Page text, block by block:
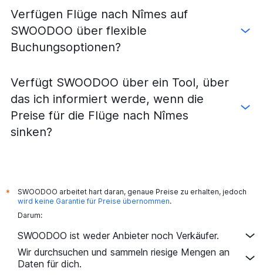
Verfügen Flüge nach Nîmes auf
SWOODOO über flexible
Buchungsoptionen?
Verfügt SWOODOO über ein Tool, über
das ich informiert werde, wenn die
Preise für die Flüge nach Nîmes
sinken?
*
SWOODOO arbeitet hart daran, genaue Preise zu erhalten, jedoch
wird keine Garantie für Preise übernommen.
Darum:
SWOODOO ist weder Anbieter noch Verkäufer.
Wir durchsuchen und sammeln riesige Mengen an
Daten für dich.